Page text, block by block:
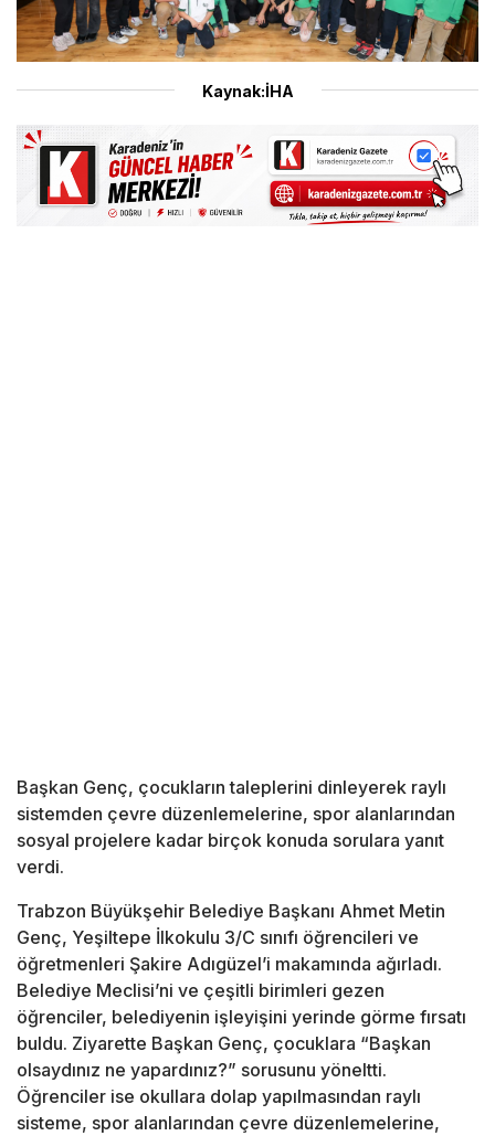
Kaynak:İHA
Başkan Genç, çocukların taleplerini dinleyerek raylı
sistemden çevre düzenlemelerine, spor alanlarından
sosyal projelere kadar birçok konuda sorulara yanıt
verdi.
Trabzon Büyükşehir Belediye Başkanı Ahmet Metin
Genç, Yeşiltepe İlkokulu 3/C sınıfı öğrencileri ve
öğretmenleri Şakire Adıgüzel’i makamında ağırladı.
Belediye Meclisi’ni ve çeşitli birimleri gezen
öğrenciler, belediyenin işleyişini yerinde görme fırsatı
buldu. Ziyarette Başkan Genç, çocuklara “Başkan
olsaydınız ne yapardınız?” sorusunu yöneltti.
Öğrenciler ise okullara dolap yapılmasından raylı
sisteme, spor alanlarından çevre düzenlemelerine,